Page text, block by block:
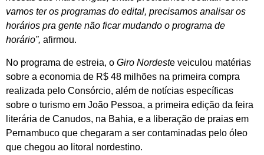
vamos ter os programas do edital, precisamos analisar os
horários pra gente não ficar mudando o programa de
horário”, afirmou.
No programa de estreia, o Giro Nordeste veiculou matérias
sobre a economia de R$ 48 milhões na primeira compra
realizada pelo Consórcio, além de notícias específicas
sobre o turismo em João Pessoa, a primeira edição da feira
literária de Canudos, na Bahia, e a liberação de praias em
Pernambuco que chegaram a ser contaminadas pelo óleo
que chegou ao litoral nordestino.